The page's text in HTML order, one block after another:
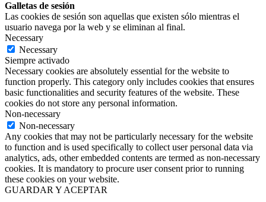
Galletas de sesión
Las cookies de sesión son aquellas que existen sólo mientras el
usuario navega por la web y se eliminan al final.
Necessary
Necessary
Siempre activado
Necessary cookies are absolutely essential for the website to
function properly. This category only includes cookies that ensures
basic functionalities and security features of the website. These
cookies do not store any personal information.
Non-necessary
Non-necessary
Any cookies that may not be particularly necessary for the website
to function and is used specifically to collect user personal data via
analytics, ads, other embedded contents are termed as non-necessary
cookies. It is mandatory to procure user consent prior to running
these cookies on your website.
GUARDAR Y ACEPTAR